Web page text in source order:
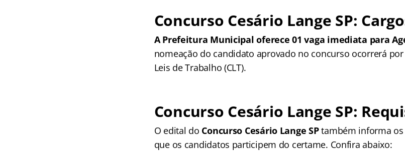
Concurso Cesário Lange SP:
A Prefeitura Municipal oferece 01 vaga imediata para
nomeação do candidato aprovado no concurso ocorrerá
Leis de Trabalho (CLT).
Concurso Cesário Lange SP:
O edital do Concurso Cesário Lange SPtambém informa os
que os candidatos participem do certame. Confira abaixo: